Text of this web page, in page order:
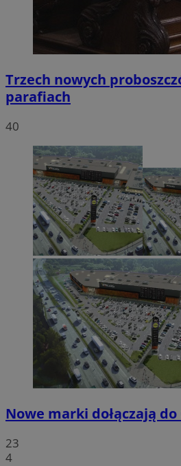
Trzech nowych
parafiach
40
Nowe marki dołączają
23
4